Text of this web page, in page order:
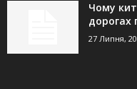
Чому
дорогах
27 Липня,